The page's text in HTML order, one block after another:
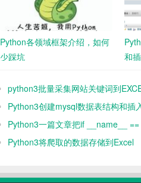
Python各领域框架介绍，如何
少踩坑
和
python3批量采集网站关键词到
Python3创建mysql数据表结构和插
Python3一篇文章把if __name__ ==
Python3将爬取的数据存储到Excel